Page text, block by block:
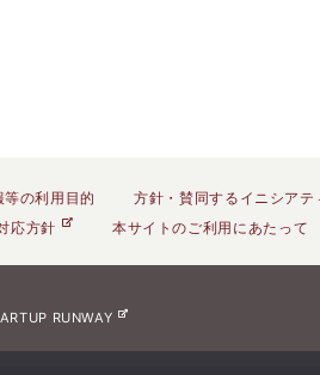
等の利用目的
方針・賛同するイニシアテ
応方針 本サイトのご利用にあたって
RUNWAY